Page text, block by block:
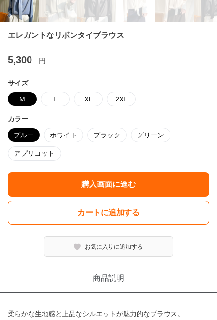
エレガントなリボンタイブラウス
5,300 円
サイズ
M L XL 2XL
カラー
ブルー ホワイト ブラック グリーン
アプリコット
購入画面に進む
カートに追加する
お気に入りに追加する
商品説明
柔らかな生地感と上品なシルエットが魅力的なブラウス。